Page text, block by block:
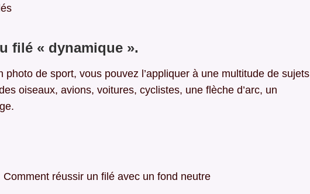
filé « dynamique ».
photo de sport, vous pouvez l’appliquer à une multitude de sujets
oiseaux, avions, voitures, cyclistes, une flèche d’arc, un